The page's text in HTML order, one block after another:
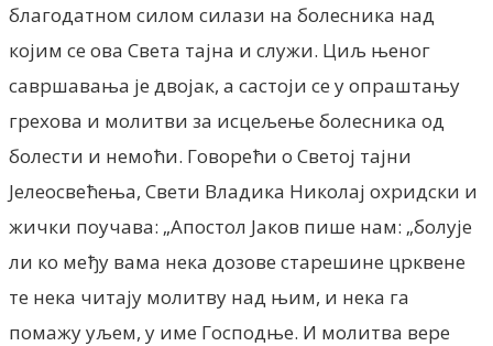
благодатном силом силази на болесника над
којим се ова Света тајна и служи. Циљ њеног
савршавања је двојак, а састоји се у опраштању
грехова и молитви за исцељење болесника од
болести и немоћи. Говорећи о Светој тајни
Јелеосвећења, Свети Владика Николај охридски и
жички поучава: „Апостол Јаков пише нам: „болује
ли ко међу вама нека дозове старешине црквене
те нека читају молитву над њим, и нека га
помажу уљем, у име Господње. И молитва вере